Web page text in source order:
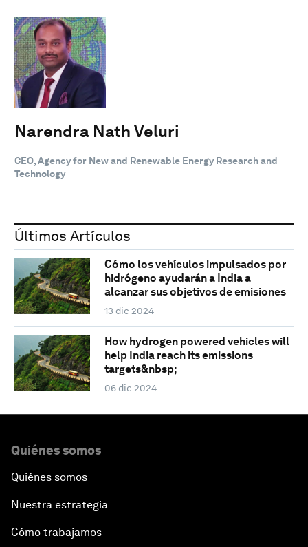
Narendra Nath Veluri
CEO, Agency for New and Renewable Energy Research and
Technology
Últimos Artículos
Cómo los vehículos impulsados por
hidrógeno ayudarán a India a
alcanzar sus objetivos de emisiones
13 dic 2024
How hydrogen powered vehicles will
help India reach its emissions
targets&nbsp;
06 dic 2024
Quiénes somos
Quiénes somos
Nuestra estrategia
Cómo trabajamos